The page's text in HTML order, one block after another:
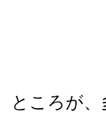
ところが